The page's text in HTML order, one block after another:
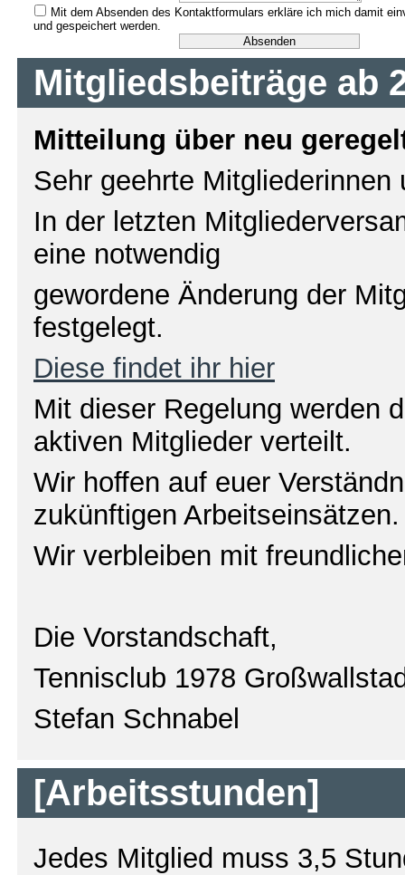
Mit dem Absenden des Kontaktformulars erkläre ich mich damit
und gespeichert werden.
Mitgliedsbeiträge ab
Mitteilung über neu
Sehr geehrte Mitgliederinnen
In der letzten
eine notwendig
gewordene Änderung der
festgelegt.
Diese findet ihr hier
Mit dieser Regelung werden
aktiven Mitglieder verteilt.
Wir hoffen auf euer
zukünftigen Arbeitseinsätzen.
Wir verbleiben mit
Die Vorstandschaft,
Tennisclub 1978
Stefan Schnabel
[Arbeitsstunden]
Jedes Mitglied muss 3,5